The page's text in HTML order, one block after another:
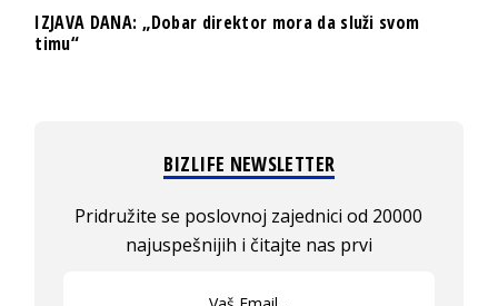
IZJAVA DANA: „Dobar direktor mora da služi svom
timu“
BIZLIFE NEWSLETTER
Pridružite se poslovnoj zajednici od 20000
najuspešnijih i čitajte nas prvi